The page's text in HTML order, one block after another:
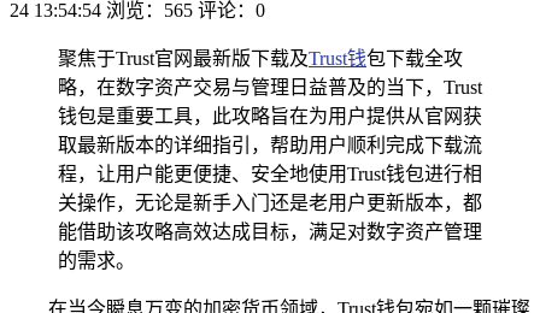
24 13:54:54 浏览：565 评论：0
聚焦于Trust官网最新版下载及Trust钱包下载全攻
略，在数字资产交易与管理日益普及的当下，Trust
钱包是重要工具，此攻略旨在为用户提供从官网获
取最新版本的详细指引，帮助用户顺利完成下载流
程，让用户能更便捷、安全地使用Trust钱包进行相
关操作，无论是新手入门还是老用户更新版本，都
能借助该攻略高效达成目标，满足对数字资产管理
的需求。
在当今瞬息万变的加密货币领域，Trust钱包宛如一颗璀璨